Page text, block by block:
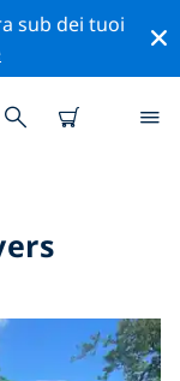
sub dei tuoi